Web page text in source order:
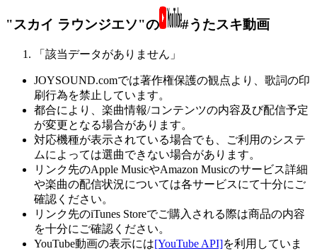
"スカイ ラウンジエソ"の #うたスキ動画
「該当データがありません」
JOYSOUND.comでは著作権保護の観点より、歌詞の印
刷行為を禁止しています。
都合により、楽曲情報/コンテンツの内容及び配信予定
が変更となる場合があります。
対応機種が表示されている場合でも、ご利用のシステ
ムによっては選曲できない場合があります。
リンク先のApple MusicやAmazon Musicのサービス詳細
や楽曲の配信状況については各サービスにて十分にご
確認ください。
リンク先のiTunes Storeでご購入される際は商品の内容
を十分にご確認ください。
YouTube動画の表示には[YouTube API]を利用していま